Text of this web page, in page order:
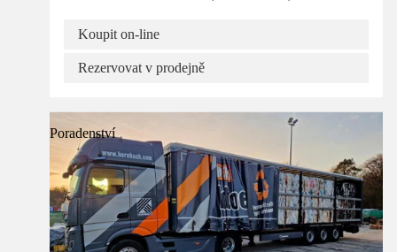
Koupit on-line
Rezervovat v prodejně
Poradenství